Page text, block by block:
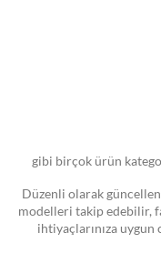
gibi birçok ürün
Düzenli olarak
modelleri takip edebilir,
ihtiyaçlarınıza uygun